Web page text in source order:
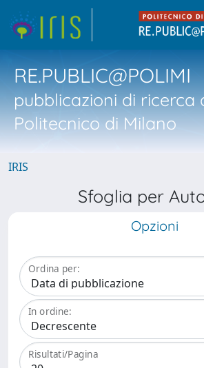
RE.PUBLIC@POLIMI
pubblicazioni di ricerca
Politecnico di Milano
IRIS
Sfoglia per
Opzioni
Ordina per:
In ordine:
Risultati/Pagina